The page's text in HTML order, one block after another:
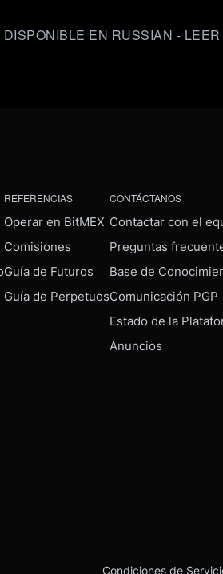
DISPONIBLE EN RUSSIAN -
REFERENCIAS
Operar en BitMEX
Comisiones
Guía de Futuros
Guía de Perpetuos
CONTÁCTANOS
Contactar con el
Preguntas
Base de
Comunicación PGP
Estado de la
Anuncios
Condiciones de